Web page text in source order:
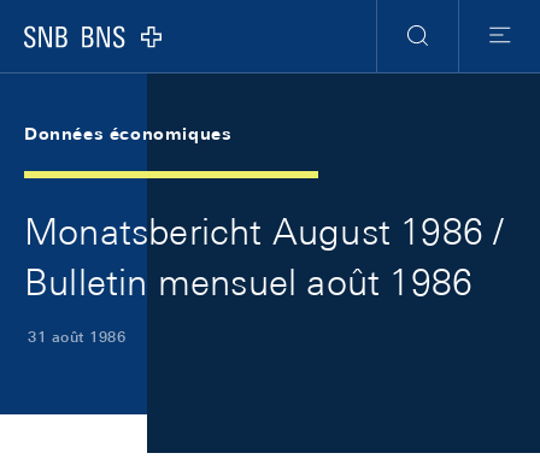
Logo
RechercheMenu
Données économiques
Monatsbericht August 1986 /
Bulletin mensuel août 1986
31 août 1986